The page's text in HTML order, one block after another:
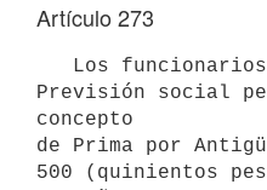
Artículo 273
Previsión social
concepto
de Prima por
500 (quinientos